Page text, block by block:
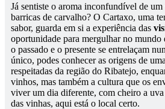
Já sentiste o aroma inconfundível de
barricas de carvalho? O Cartaxo, uma
sabor, guarda em si a experiência das
oportunidade para mergulhar no
o passado e o presente se entrelaçam
único, podes conhecer as origens de
respeitadas da região do Ribatejo,
vinhos, mas também a cultura que os
viver um dia diferente, com cheiro a
das vinhas, aqui está o local certo.